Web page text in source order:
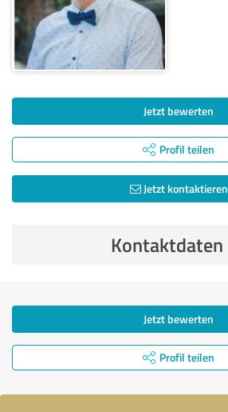
Jetzt bewerten
Profil teilen
Jetzt kontaktieren
Kontaktdaten
Jetzt bewerten
Profil teilen